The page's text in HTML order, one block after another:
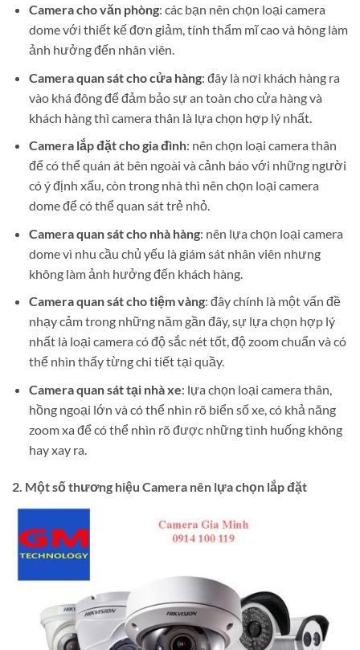
Camera cho văn phòng: các bạn nên chọn loại camera
dome với thiết kế đơn giảm, tính thẩm mĩ cao và hông làm
ảnh hưởng đến nhân viên.
Camera quan sát cho cửa hàng: đây là nơi khách hàng ra
vào khá đông để đảm bảo sự an toàn cho cửa hàng và
khách hàng thì camera thân là lựa chọn hợp lý nhất.
Camera lắp đặt cho gia đình: nên chọn loại camera thân
để có thể quán át bên ngoài và cảnh báo với những người
có ý định xấu, còn trong nhà thì nên chọn loại camera
dome để có thể quan sát trẻ nhỏ.
Camera quan sát cho nhà hàng: nên lựa chọn loại camera
dome vì nhu cầu chủ yếu là giám sát nhân viên nhưng
không làm ảnh hưởng đến khách hàng.
Camera quan sát cho tiệm vàng: đây chính là một vấn đề
nhạy cảm trong những năm gần đây, sự lựa chọn hợp lý
nhất là loại camera có độ sắc nét tốt, độ zoom chuẩn và có
thể nhìn thấy từng chi tiết tại quầy.
Camera quan sát tại nhà xe: lựa chọn loại camera thân,
hồng ngoại lớn và có thể nhìn rõ biển số xe, có khả năng
zoom xa để có thể nhìn rõ được những tình huống không
hay xay ra.
2. Một số thương hiệu Camera nên lựa chọn lắp đặt